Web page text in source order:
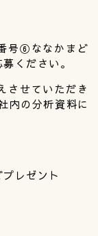
⑥ななかまど
ください。
させていただき
内の分析資料に
レゼント